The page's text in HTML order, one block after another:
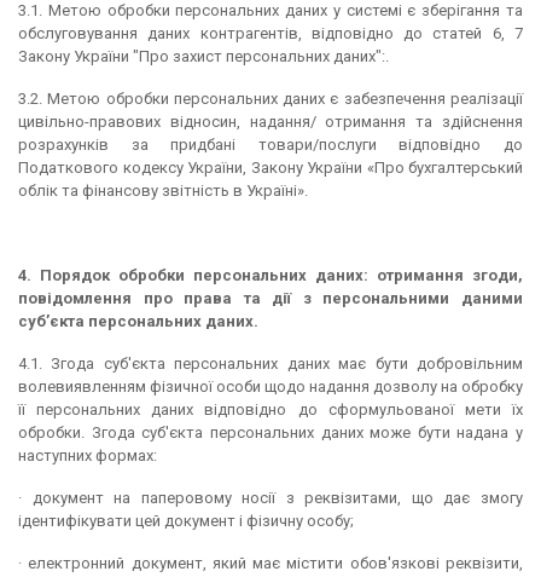
3.1. Метою обробки персональних даних у системі є зберігання та
обслуговування даних контрагентів, відповідно до статей 6, 7
Закону України "Про захист персональних даних":.
3.2. Метою обробки персональних даних є забезпечення реалізації
цивільно-правових відносин, надання/ отримання та здійснення
розрахунків за придбані товари/послуги відповідно до
Податкового кодексу України, Закону України «Про бухгалтерський
облік та фінансову звітність в Україні».
4. Порядок обробки персональних даних: отримання згоди,
повідомлення про права та дії з персональними даними
суб’єкта персональних даних.
4.1. Згода суб'єкта персональних даних має бути добровільним
волевиявленням фізичної особи щодо надання дозволу на обробку
її персональних даних відповідно до сформульованої мети їх
обробки. Згода суб'єкта персональних даних може бути надана у
наступних формах:
· документ на паперовому носії з реквізитами, що дає змогу
ідентифікувати цей документ і фізичну особу;
· електронний документ, який має містити обов'язкові реквізити,